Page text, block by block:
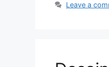
Leave a